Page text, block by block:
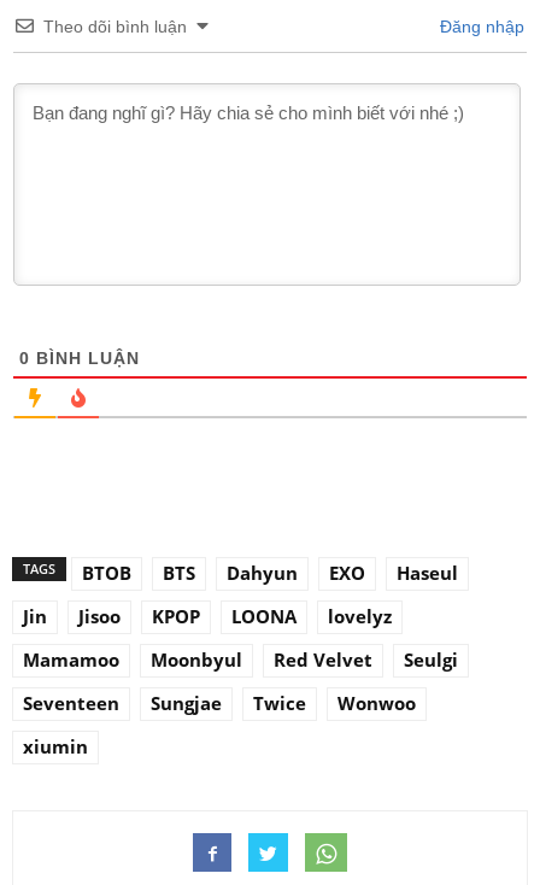
Theo dõi bình luận Đăng nhập
0 BÌNH LUẬN
TAGS BTOB BTS Dahyun EXO
Haseul
Jin
Jisoo KPOP LOONA
lovelyz
Mamamoo
Moonbyul Red Velvet
Seulgi
Seventeen
Sungjae Twice
Wonwoo
xiumin